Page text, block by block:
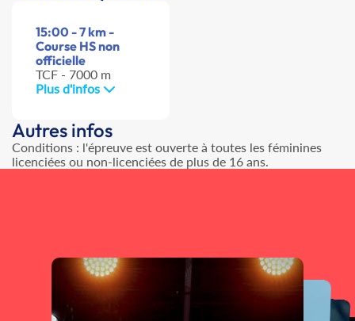
15:00 - 7 km -
Course HS non
officielle
TCF - 7000 m
Plus d'infos
Autres infos
Conditions : l'épreuve est ouverte à toutes les féminines
licenciées ou non-licenciées de plus de 16 ans.